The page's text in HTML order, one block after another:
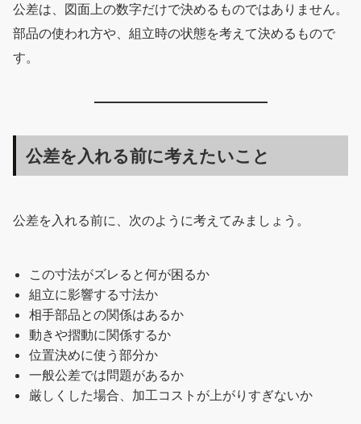
公差は、図面上の数字だけで決めるものではありません。
部品の使われ方や、組立時の状態を考えて決めるもので
す。
公差を入れる前に考えたいこと
公差を入れる前に、次のように考えてみましょう。
この寸法がズレると何が困るか
組立に影響する寸法か
相手部品との関係はあるか
動きや摺動に関係するか
位置決めに使う部分か
一般公差では問題があるか
厳しくした場合、加工コストが上がりすぎないか